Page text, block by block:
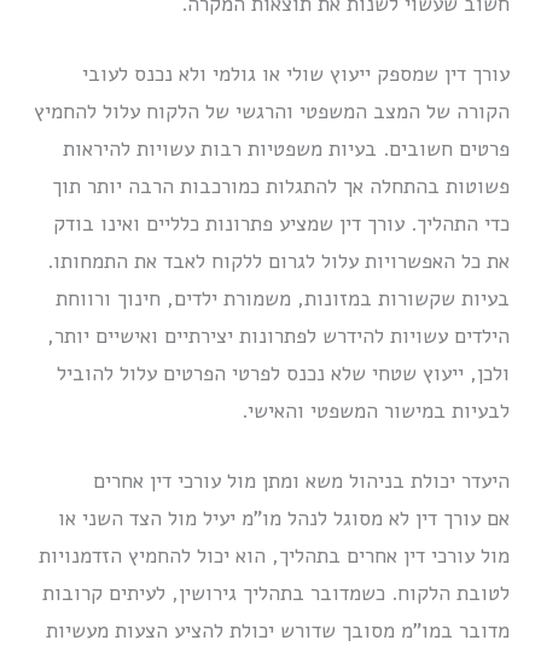
עורך דין שמספק ייעוץ שולי או גולמי ולא נכנס לעובי
הקורה של המצב המשפטי והרגשי של הלקוח עלול להחמיץ
פרטים חשובים. בעיות משפטיות רבות עשויות להיראות
פשוטות בהתחלה אך להתגלות כמורכבות הרבה יותר תוך
כדי התהליך. עורך דין שמציע פתרונות כלליים ואינו בודק
את כל האפשרויות עלול לגרום ללקוח לאבד את התמחותו.
בעיות שקשורות במזונות, משמורת ילדים, חינוך ורווחת
הילדים עשויות להידרש לפתרונות יצירתיים ואישיים יותר,
ולכן, ייעוץ שטחי שלא נכנס לפרטי הפרטים עלול להוביל
לבעיות במישור המשפטי והאישי.
היעדר יכולת בניהול משא ומתן מול עורכי דין אחרים
אם עורך דין לא מסוגל לנהל מו”מ יעיל מול הצד השני או
מול עורכי דין אחרים בתהליך, הוא יכול להחמיץ הזדמנויות
לטובת הלקוח. כשמדובר בתהליך גירושין, לעיתים קרובות
מדובר במו”מ מסובך שדורש יכולת להציע הצעות מעשיות